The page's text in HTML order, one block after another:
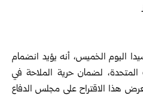
اليوم الخميس، أنه يؤيد انضمام
المتحدة، لضمان حرية الملاحة في
هذا الاقتراح على مجلس الدفاع